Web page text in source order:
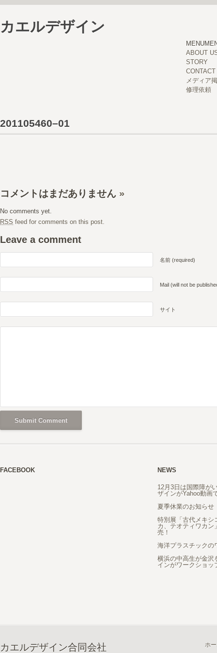
カエルデザイン
MENU
ABOUT
STORY
CONTACT
メディア
修理依頼
201105460–01
コメントはまだありません »
No comments yet.
RSS feed for comments on this post.
Leave a comment
名前 (required)
Mail (will not be
サイト
FACEBOOK NEWS
12月3日は国際障が
ザインがYahoo動画
夏季休業のお知らせ
特別展「古代メキ
カ、テオティワカン
売！
海洋プラスチックの
横浜の中高生が金沢
インがワークショッ
カエルデザイン合同会社 ホ